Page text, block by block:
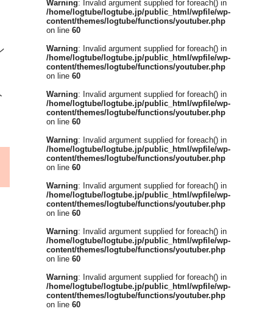
Warning: Invalid argument supplied for foreach() in
/home/logtube/logtube.jp/public_html/wpfile/wp-
content/themes/logtube/functions/youtuber.php
on line 60
Warning: Invalid argument supplied for foreach() in
/home/logtube/logtube.jp/public_html/wpfile/wp-
content/themes/logtube/functions/youtuber.php
on line 60
Warning: Invalid argument supplied for foreach() in
/home/logtube/logtube.jp/public_html/wpfile/wp-
content/themes/logtube/functions/youtuber.php
on line 60
Warning: Invalid argument supplied for foreach() in
/home/logtube/logtube.jp/public_html/wpfile/wp-
content/themes/logtube/functions/youtuber.php
on line 60
Warning: Invalid argument supplied for foreach() in
/home/logtube/logtube.jp/public_html/wpfile/wp-
content/themes/logtube/functions/youtuber.php
on line 60
Warning: Invalid argument supplied for foreach() in
/home/logtube/logtube.jp/public_html/wpfile/wp-
content/themes/logtube/functions/youtuber.php
on line 60
Warning: Invalid argument supplied for foreach() in
/home/logtube/logtube.jp/public_html/wpfile/wp-
content/themes/logtube/functions/youtuber.php
on line 60